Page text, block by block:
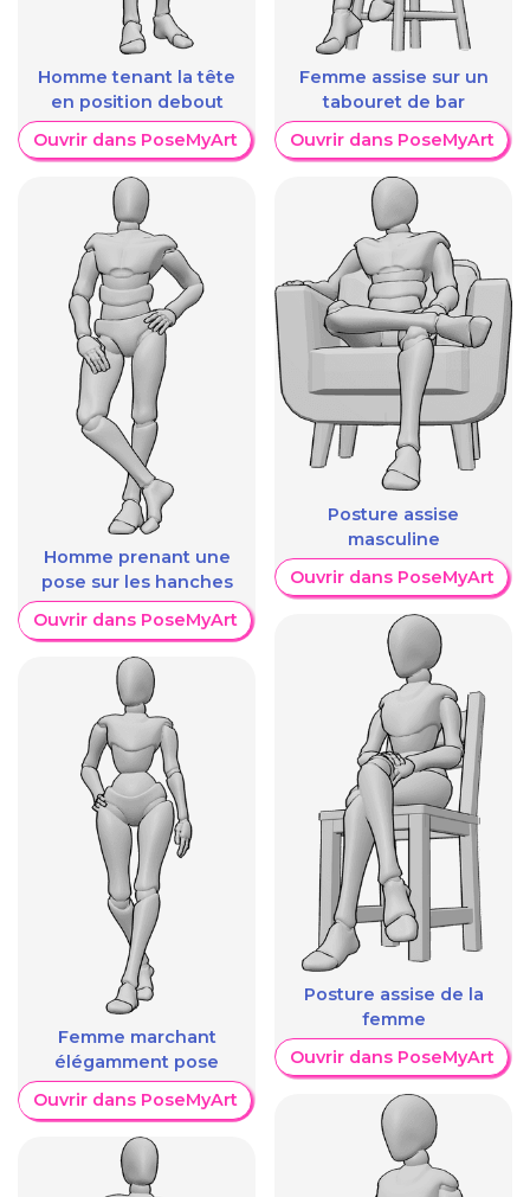
Homme tenant la tête
en position debout
Ouvrir dans PoseMyArt
Homme prenant une
pose sur les hanches
Ouvrir dans PoseMyArt
Femme marchant
élégamment pose
Ouvrir dans PoseMyArt
Femme assise sur un
tabouret de bar
Ouvrir dans PoseMyArt
Posture assise
masculine
Ouvrir dans PoseMyArt
Posture assise de la
femme
Ouvrir dans PoseMyArt